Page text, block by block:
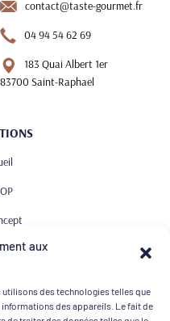
aux
des technologies telles que
des appareils. Le fait de
contact@taste-gourmet.fr
04 94 54 62 69
183 Quai Albert 1er
83700 Saint-Raphael